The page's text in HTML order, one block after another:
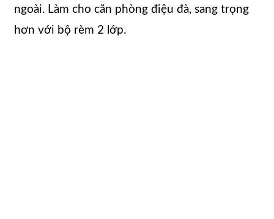
ngoài. Làm cho căn phòng điệu đà, sang trọng
hơn với bộ rèm 2 lớp.